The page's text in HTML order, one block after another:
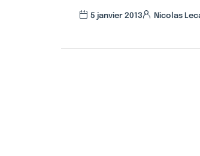
5 janvier 2013 Nicolas